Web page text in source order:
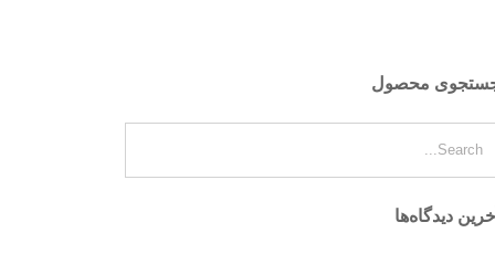
محصول
آخرین دیدگاه‌ها